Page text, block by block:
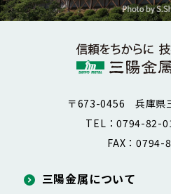
〒673-0456 兵庫県
TEL：0794-82-
FAX：0794-
三陽金属について